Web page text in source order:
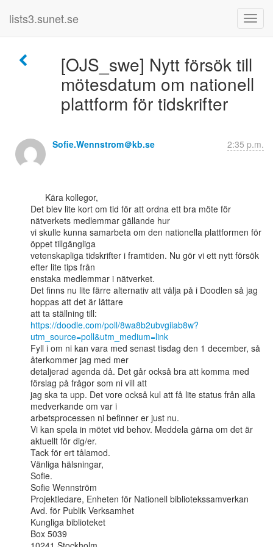
lists3.sunet.se
[OJS_swe] Nytt försök till
mötesdatum om nationell
plattform för tidskrifter
Sofie.Wennstrom＠kb.se 2:35 p.m.
Det blev lite kort om tid för att ordna ett bra möte för
nätverkets medlemmar gällande hur
vi skulle kunna samarbeta om den nationella plattformen för
öppet tillgängliga
vetenskapliga tidskrifter i framtiden. Nu gör vi ett nytt försök
efter lite tips från
enstaka medlemmar i nätverket.
Det finns nu lite färre alternativ att välja på i Doodlen så jag
hoppas att det är lättare
https://doodle.com/poll/8wa8b2ubvgiiab8w?
utm_source=poll&utm_medium=link
Fyll i om ni kan vara med senast tisdag den 1 december, så
återkommer jag med mer
detaljerad agenda då. Det går också bra att komma med
förslag på frågor som ni vill att
jag ska ta upp. Det vore också kul att få lite status från alla
medverkande om var i
arbetsprocessen ni befinner er just nu.
Vi kan spela in mötet vid behov. Meddela gärna om det är
aktuellt för dig/er.
Tack för ert tålamod.
Vänliga hälsningar,
Sofie.
Sofie Wennström
Projektledare, Enheten för Nationell bibliotekssamverkan
Avd. för Publik Verksamhet
Kungliga biblioteket
Box 5039